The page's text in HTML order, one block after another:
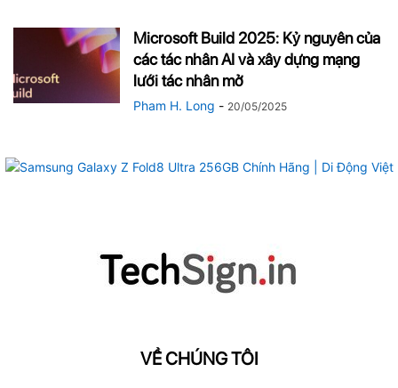
Microsoft Build 2025: Kỷ nguyên của
các tác nhân AI và xây dựng mạng
lưới tác nhân mở
Pham H. Long - 20/05/2025
VỀ CHÚNG TÔI